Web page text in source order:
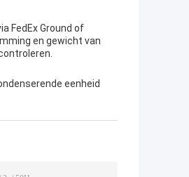
FedEx Ground of
en gewicht van
eenheid